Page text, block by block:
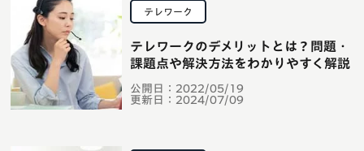
テレワーク
公開日： 2022/05/19
更新日： 2024/07/09
テレワークのデメリットとは？問題・
課題点や解決方法をわかりやすく解説